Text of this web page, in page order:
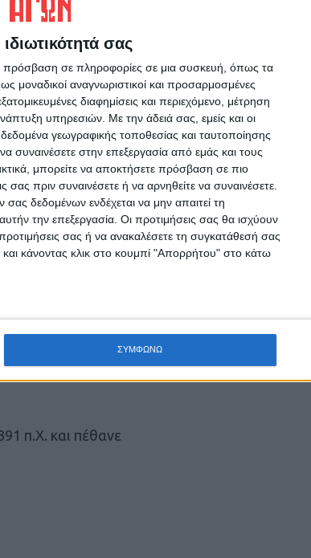
σας
πρόσβαση σε πληροφορίες σε μια συσκευή, όπως τα
μοναδικοί αναγνωριστικοί και προσαρμοσμένες
διαφημίσεις και περιεχόμενο, μέτρηση
υπηρεσιών. Με την άδειά σας, εμείς και οι
γεωγραφικής τοποθεσίας και ταυτοποίησης
στην επεξεργασία από εμάς και τους
μπορείτε να αποκτήσετε πρόσβαση σε πιο
σας πριν συναινέσετε ή να αρνηθείτε να συναινέσετε.
δεδομένων ενδέχεται να μην απαιτεί τη
την επεξεργασία. Οι προτιμήσεις σας θα ισχύουν
σας ή να ανακαλέσετε τη συγκατάθεσή σας
κάνοντας κλικ στο κουμπί "Απορρήτου" στο κάτω
ΣΥΜΦΩΝΩ
μια αρχαία
η περιοχή αυτή
στην ανασκαφή
Χόπκινς και
πολλοί φούρνοι
θραύσματα από
η δεύτερη
το χωριό των
τρία
της
να
π.Χ. και πέθανε
5
του